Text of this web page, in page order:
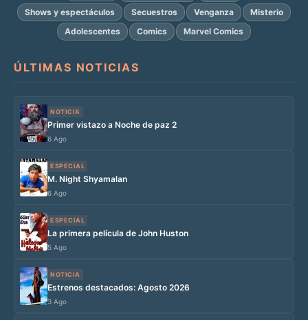
Shows y espectáculos
Secuestros Venganza
Misterio
Adolescentes
Comics Marvel Comics
ÚLTIMAS NOTICIAS
NOTICIA
Primer vistazo a Noche de paz 2
6 Ago
ESPECIAL
M. Night Shyamalan
6 Ago
ESPECIAL
La primera película de John Huston
5 Ago
NOTICIA
Estrenos destacados: Agosto 2026
3 Ago